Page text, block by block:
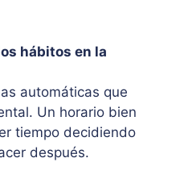
hábitos en la
automáticas que
Un horario bien
tiempo decidiendo
después.